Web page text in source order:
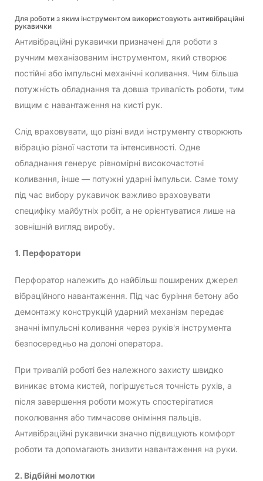
Для роботи з яким інструментом використовують антивібраційні
рукавички
Антивібраційні рукавички призначені для роботи з
ручним механізованим інструментом, який створює
постійні або імпульсні механічні коливання. Чим більша
потужність обладнання та довша тривалість роботи, тим
вищим є навантаження на кисті рук.
Слід враховувати, що різні види інструменту створюють
вібрацію різної частоти та інтенсивності. Одне
обладнання генерує рівномірні високочастотні
коливання, інше — потужні ударні імпульси. Саме тому
під час вибору рукавичок важливо враховувати
специфіку майбутніх робіт, а не орієнтуватися лише на
зовнішній вигляд виробу.
1. Перфоратори
Перфоратор належить до найбільш поширених джерел
вібраційного навантаження. Під час буріння бетону або
демонтажу конструкцій ударний механізм передає
значні імпульсні коливання через руків'я інструмента
безпосередньо на долоні оператора.
При тривалій роботі без належного захисту швидко
виникає втома кистей, погіршується точність рухів, а
після завершення роботи можуть спостерігатися
поколювання або тимчасове оніміння пальців.
Антивібраційні рукавички значно підвищують комфорт
роботи та допомагають знизити навантаження на руки.
2. Відбійні молотки